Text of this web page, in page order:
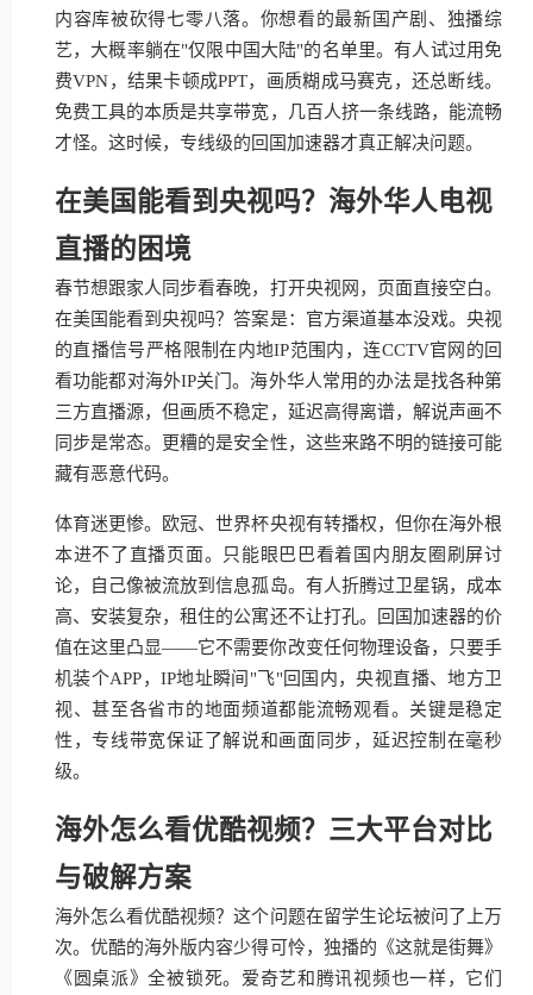
内容库被砍得七零八落。你想看的最新国产剧、独播综
艺，大概率躺在"仅限中国大陆"的名单里。有人试过用免
费VPN，结果卡顿成PPT，画质糊成马赛克，还总断线。
免费工具的本质是共享带宽，几百人挤一条线路，能流畅
才怪。这时候，专线级的回国加速器才真正解决问题。
在美国能看到央视吗？海外华人电视
直播的困境
春节想跟家人同步看春晚，打开央视网，页面直接空白。
在美国能看到央视吗？答案是：官方渠道基本没戏。央视
的直播信号严格限制在内地IP范围内，连CCTV官网的回
看功能都对海外IP关门。海外华人常用的办法是找各种第
三方直播源，但画质不稳定，延迟高得离谱，解说声画不
同步是常态。更糟的是安全性，这些来路不明的链接可能
藏有恶意代码。
体育迷更惨。欧冠、世界杯央视有转播权，但你在海外根
本进不了直播页面。只能眼巴巴看着国内朋友圈刷屏讨
论，自己像被流放到信息孤岛。有人折腾过卫星锅，成本
高、安装复杂，租住的公寓还不让打孔。回国加速器的价
值在这里凸显——它不需要你改变任何物理设备，只要手
机装个APP，IP地址瞬间"飞"回国内，央视直播、地方卫
视、甚至各省市的地面频道都能流畅观看。关键是稳定
性，专线带宽保证了解说和画面同步，延迟控制在毫秒
级。
海外怎么看优酷视频？三大平台对比
与破解方案
海外怎么看优酷视频？这个问题在留学生论坛被问了上万
次。优酷的海外版内容少得可怜，独播的《这就是街舞》
《圆桌派》全被锁死。爱奇艺和腾讯视频也一样，它们